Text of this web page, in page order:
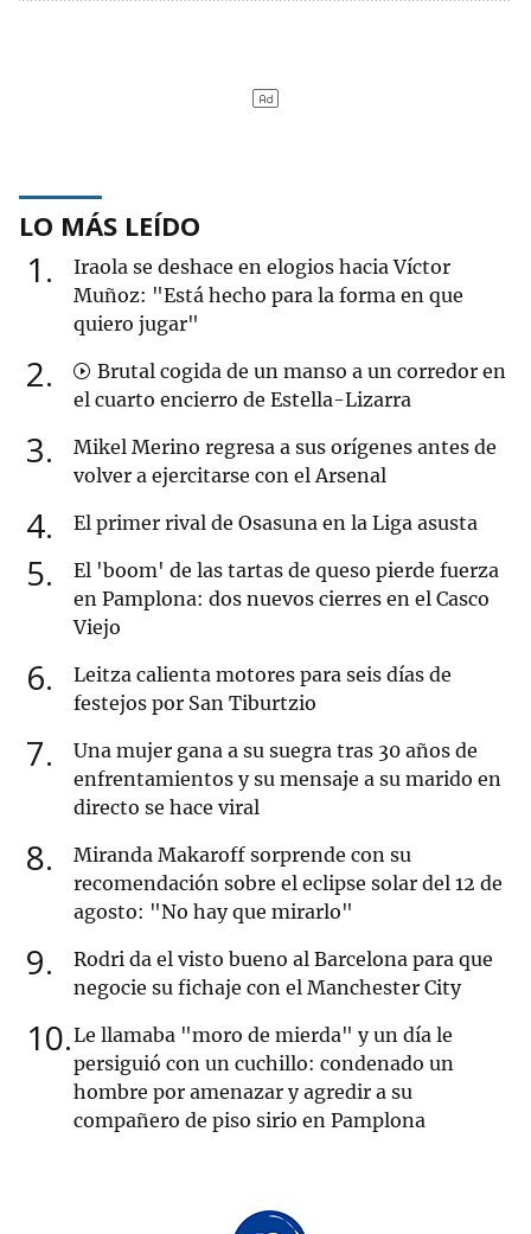
LO MÁS LEÍDO
1
Iraola se deshace en elogios hacia Víctor
Muñoz: "Está hecho para la forma en que
quiero jugar"
2
Brutal cogida de un manso a un corredor en
el cuarto encierro de Estella-Lizarra
3
Mikel Merino regresa a sus orígenes antes de
volver a ejercitarse con el Arsenal
4 El primer rival de Osasuna en la Liga asusta
5
El 'boom' de las tartas de queso pierde fuerza
en Pamplona: dos nuevos cierres en el Casco
Viejo
6
Leitza calienta motores para seis días de
festejos por San Tiburtzio
7
Una mujer gana a su suegra tras 30 años de
enfrentamientos y su mensaje a su marido en
directo se hace viral
8
Miranda Makaroff sorprende con su
recomendación sobre el eclipse solar del 12 de
agosto: "No hay que mirarlo"
9
Rodri da el visto bueno al Barcelona para que
negocie su fichaje con el Manchester City
10 Le llamaba "moro de mierda" y un día le
persiguió con un cuchillo: condenado un
hombre por amenazar y agredir a su
compañero de piso sirio en Pamplona